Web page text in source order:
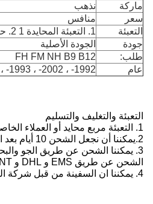
ماركة
نذهب
سعر
منافس
التعبئة
1. التعبئة المحايدة 1 2. حسب متطلبات الزبون.
جودة
الجودة الأصلية
طلب:
FH FM NH B9 B12
عام
1992- ، 2002- ، 1993- ، 2005- ، 1998-2005
التعبئة والتغليف والتسليم
1. التعبئة مربع محايد أو العملاء الخاصة التعبئة العلامة التجارية
2. يمكننا أن نجعل الشحن 10 أيام بعد الدفع.
3. يمكننا الشحن عن طريق الجو
الشحن عن طريق EMS و DHL و TNT و UPS.
4. يمكننا ان السفينة من قبل شركة الشحن المعينة للعملاء.